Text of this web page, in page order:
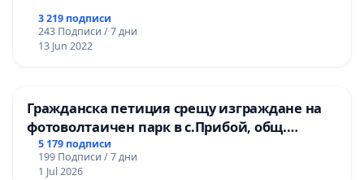
3 219 подписи
243 Подписи / 7 дни
13 Jun 2022
Гражданска петиция срещу изграждане на
фотоволтаичен парк в с.Прибой, общ.
Радомир
5 179 подписи
199 Подписи / 7 дни
1 Jul 2026